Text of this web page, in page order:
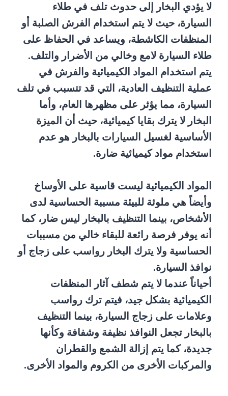
لا يؤدي البخار إلى حدوث تلف في طلاء
السيارة، حيث لا يتم استخدام الفرش الصلبة أو
المنظفات الكاشطة، ويساعد في الحفاظ على
طلاء السيارة لامع وخالي من الأضرار والتلف.
يتم استخدام المواد الكيميائية والفرش في
عملية التنظيف العادية، التي قد تتسبب في تلف
السيارة، مما يؤثر على مظهرها العام، وأما
البخار لا يترك بقايا كيميائية، حيث أن الميزة
الأساسية لغسيل السيارات بالبخار هو عدم
استخدام مواد كيميائية ضارة.
المواد الكيميائية ليست قاسية على الأوساخ
وأيضاً هي ملوثة للبيئة مسببة الحساسية لدى
الأشخاص، بينما التنظيف بالبخار ليس ضار، كما
أنه يوفر فرصة رائعة للبقاء خالي من مسببات
الحساسية ولا يترك البخار رواسب على زجاج أو
نوافذ السيارة.
أحياناً عندما لا يتم شطف آثار المنظفات
الكيميائية بشكل جيد، فيتم ترك رواسب
وعلامات على زجاج السيارة، بينما التنظيف
بالبخار تجعل النوافذ نظيفة وشفافة وكأنها
جديدة، كما يتم إزالة الشمع والقطران
والمركبات الأخرى من الكروم والمواد الأخرى.